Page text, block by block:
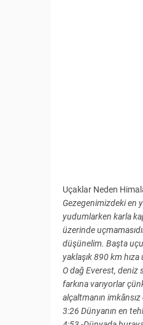
Uçaklar Neden
Gezegenimizdeki en
yudumlarken karla
üzerinde
düşünelim. Başta
yaklaşık 890 km
O dağ Everest,
farkına varıyorlar
alçaltmanın
3:26 Dünyanın en